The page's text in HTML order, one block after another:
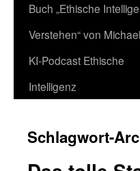
springen
Buch „Ethische
Verstehen“ von
KI-Podcast Ethische
Intelligenz
Schlagwort-